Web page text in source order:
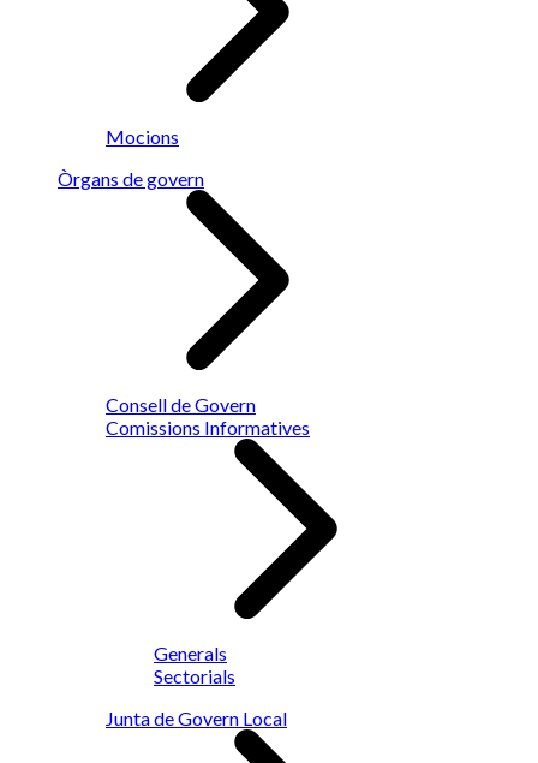
Mocions
Òrgans de govern
Consell de Govern
Comissions Informatives
Generals
Sectorials
Junta de Govern Local